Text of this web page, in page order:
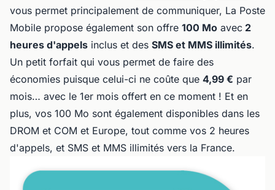
vous permet principalement de communiquer, La Poste
Mobile propose également son offre 100 Mo avec 2
heures d'appels inclus et des SMS et MMS illimités.
Un petit forfait qui vous permet de faire des
économies puisque celui-ci ne coûte que 4,99 € par
mois… avec le 1er mois offert en ce moment ! Et en
plus, vos 100 Mo sont également disponibles dans les
DROM et COM et Europe, tout comme vos 2 heures
d'appels, et SMS et MMS illimités vers la France.